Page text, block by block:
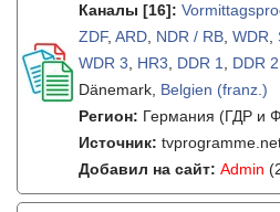
Каналы [16]:
ZDF, ARD NDR / RB WDR
WDR 3
HR3 DDR 1 DDR 2
Dänemark, Belgien (franz.)
Регион: Германия (ГДР и
Источник:
Добавил на сайт: Admin